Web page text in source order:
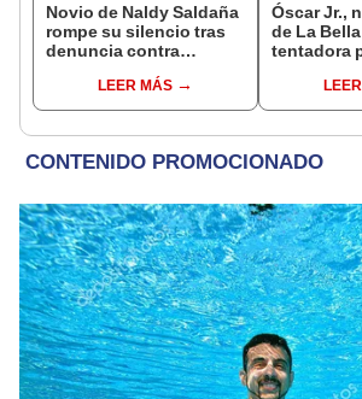
Novio de Naldy Saldaña
rompe su silencio tras
denuncia contra
Luz: "Tiene todo mi
apoyo"
LEER MÁS
Óscar Jr.,
de La
tentadora
denuncia